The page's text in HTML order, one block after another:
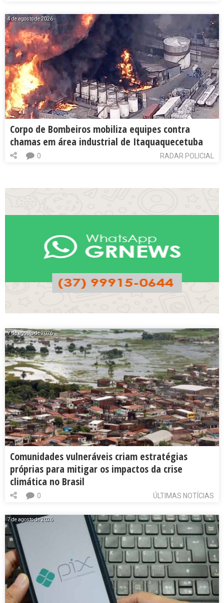
4 de agosto de 2026
Corpo de Bombeiros mobiliza equipes contra
chamas em área industrial de Itaquaquecetuba
RADAR POLICIAL
0
7 de agosto de 2026
Comunidades vulneráveis criam estratégias
próprias para mitigar os impactos da crise
climática no Brasil
ÚLTIMAS NOTÍCIAS
0
7 de agosto de 2026